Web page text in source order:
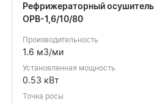
Рефрижераторный
ОРВ-1,6/10/80
Производительность
1.6 м3/ми
Установленная мощность
0.53 кВт
Точка росы